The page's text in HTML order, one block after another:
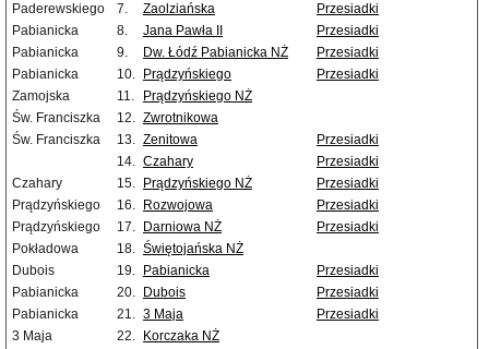
Paderewskiego
7. Zaolziańska
Przesiadki
Pabianicka
8. Jana Pawła II
Przesiadki
Pabianicka
9. Dw. Łódź Pabianicka NŻ
Przesiadki
Pabianicka
10. Prądzyńskiego
Przesiadki
Zamojska
11.
Prądzyńskiego NŻ
Św. Franciszka
12. Zwrotnikowa
Św. Franciszka
13. Zenitowa
Przesiadki
14. Czahary
Przesiadki
Czahary
15. Prądzyńskiego NŻ
Przesiadki
Prądzyńskiego
16. Rozwojowa
Przesiadki
Prądzyńskiego
17. Darniowa NŻ
Przesiadki
Pokładowa
18. Świętojańska NŻ
Dubois
19. Pabianicka
Przesiadki
Pabianicka
20. Dubois
Przesiadki
Pabianicka
21. 3 Maja
Przesiadki
3 Maja
22.
Korczaka NŻ